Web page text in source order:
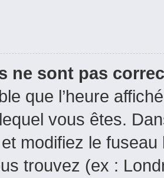
ne sont pas
que l’heure
vous êtes.
modifiez le fuseau
trouvez (ex :